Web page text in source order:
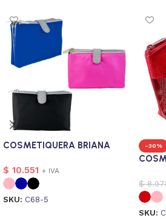
COSMETIQUERA BRIANA
$ 10.551 + IVA
SKU: C68-5
-30%
$
SKU: